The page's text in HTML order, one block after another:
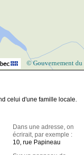
© Gouvernement du
celui d'une famille locale.
Dans une adresse, on
écrirait, par exemple :
10, rue Papineau